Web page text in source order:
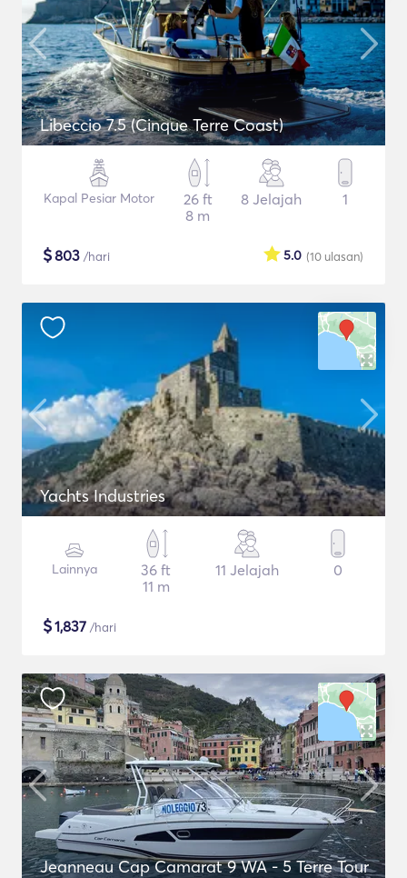
Libeccio 7.5 (Cinque Terre Coast)
Kapal Pesiar Motor
26 ft
8 m
8 Jelajah 1
$803 /hari (10 ulasan)
5.0
Yachts Industries
Lainnya
36 ft
11 m
11 Jelajah 0
$1,837 /hari
Jeanneau Cap Camarat 9 WA - 5 Terre Tour